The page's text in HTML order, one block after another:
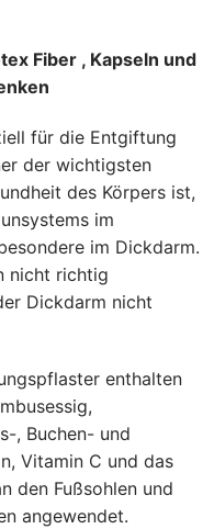
€.
Fiber , Kapseln und
für die Entgiftung
der wichtigsten
des Körpers ist,
im
im Dickdarm.
nicht richtig
Dickdarm nicht
enthalten
, Buchen- und
Vitamin C und das
den Fußsohlen und
angewendet.